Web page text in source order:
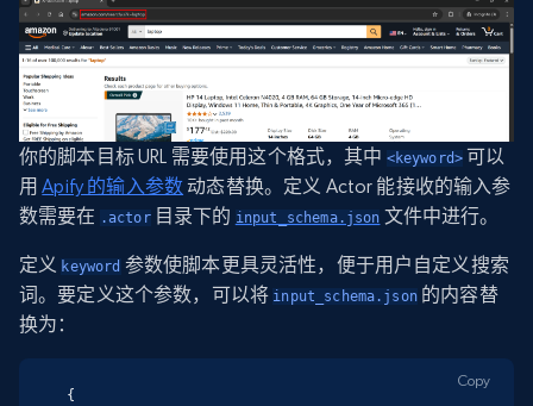
你的脚本目标 URL 需要使用这个格式，其中 <keyword> 可以
用Apify 的输入参数动态替换。定义 Actor 能接收的输入参
数需要在 .actor目录下的 input_schema.json 文件中进行。
定义 keyword 参数使脚本更具灵活性，便于用户自定义搜索
词。要定义这个参数，可以将 input_schema.json的内容替
换为：
{
Copy